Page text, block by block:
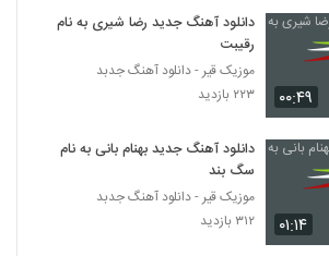
دانلود آهنگ ساسان محقق عطرت
۲۲۷ بازدید
دانلود آهنگ پوریا صالحی دنیا
۲۲۴ بازدید
۰۰:۴۹
دانلود آهنگ جدید رضا شیری به نام
رقیبت
موزیک قیر - دانلود آهنگ جدبد
۲۲۳ بازدید
۰۱:۱۴
دانلود آهنگ جدید بهنام بانی به نام
سگ بند
موزیک قیر - دانلود آهنگ جدبد
۳۱۲ بازدید